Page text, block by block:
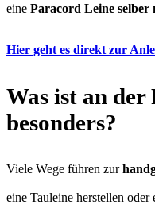
eine Paracord Leine selber
Hier geht es direkt zur
Was ist an der
besonders?
Viele Wege führen zur
eine Tauleine herstellen